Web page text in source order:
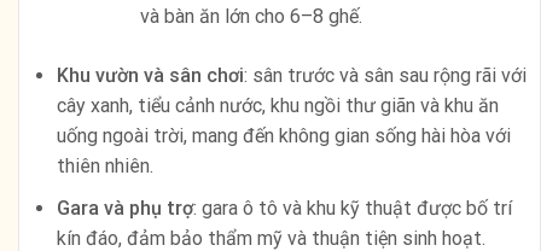
và bàn ăn lớn cho 6–8 ghế.
Khu vườn và sân chơi: sân trước và sân sau rộng rãi với
cây xanh, tiểu cảnh nước, khu ngồi thư giãn và khu ăn
uống ngoài trời, mang đến không gian sống hài hòa với
thiên nhiên.
Gara và phụ trợ: gara ô tô và khu kỹ thuật được bố trí
kín đáo, đảm bảo thẩm mỹ và thuận tiện sinh hoạt.